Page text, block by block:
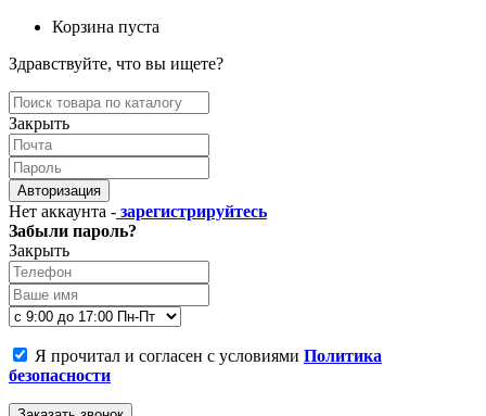
Корзина пуста
Здравствуйте, что вы ищете?
Закрыть
Авторизация
Нет аккаунта - зарегистрируйтесь
Забыли пароль?
Закрыть
Я прочитал и согласен с условиями Политика
безопасности